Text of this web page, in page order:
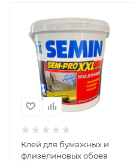
Клей для бумажных и
флизелиновых обоев